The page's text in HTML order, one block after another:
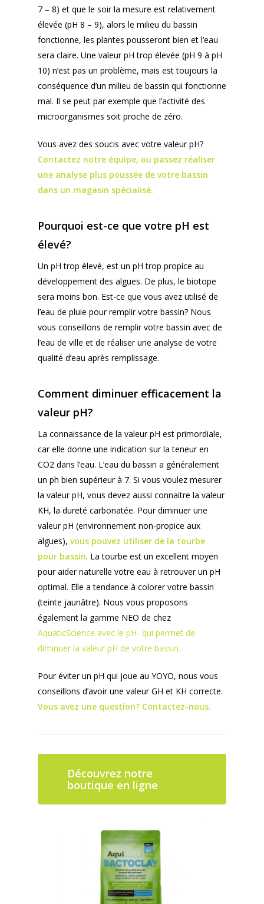
7 – 8) et que le soir la mesure est relativement
élevée (pH 8 – 9), alors le milieu du bassin
fonctionne, les plantes pousseront bien et l’eau
sera claire. Une valeur pH trop élevée (pH 9 à pH
10) n’est pas un problème, mais est toujours la
conséquence d’un milieu de bassin qui fonctionne
mal. Il se peut par exemple que l’activité des
microorganismes soit proche de zéro.
Vous avez des soucis avec votre valeur pH?
Contactez notre équipe, ou passez réaliser
une analyse plus poussée de votre bassin
dans un magasin spécialisé.
Pourquoi est-ce que votre pH est
élevé?
Un pH trop élevé, est un pH trop propice au
développement des algues. De plus, le biotope
sera moins bon. Est-ce que vous avez utilisé de
l’eau de pluie pour remplir votre bassin? Nous
vous conseillons de remplir votre bassin avec de
l’eau de ville et de réaliser une analyse de votre
qualité d’eau après remplissage.
Comment diminuer efficacement la
valeur pH?
La connaissance de la valeur pH est primordiale,
car elle donne une indication sur la teneur en
CO2 dans l’eau. L’eau du bassin a généralement
un ph bien supérieur à 7. Si vous voulez mesurer
la valeur pH, vous devez aussi connaitre la valeur
KH, la dureté carbonatée. Pour diminuer une
valeur pH (environnement non-propice aux
algues), vous pouvez utiliser de la tourbe
pour bassin. La tourbe est un excellent moyen
pour aider naturelle votre eau à retrouver un pH
optimal. Elle a tendance à colorer votre bassin
(teinte jaunâtre). Nous vous proposons
également la gamme NEO de chez
AquaticScience avec le pH- qui permet de
diminuer la valeur pH de votre bassin.
Pour éviter un pH qui joue au YOYO, nous vous
conseillons d’avoir une valeur GH et KH correcte.
Vous avez une question? Contactez-nous.
Découvrez notre
boutique en ligne